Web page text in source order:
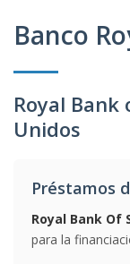
Banco
Royal Bank
Unidos
Préstamos
Royal Bank Of
para la